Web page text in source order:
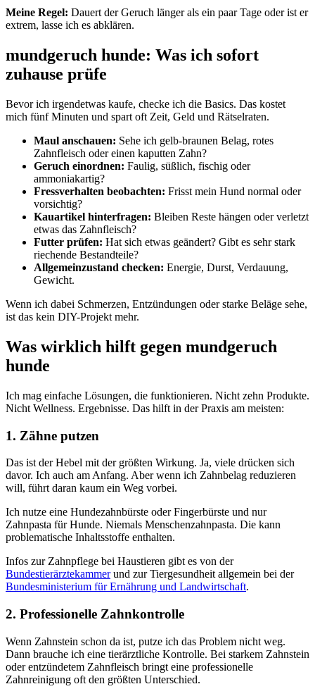
Meine Regel: Dauert der Geruch länger als ein paar Tage oder ist er
extrem, lasse ich es abklären.
mundgeruch hunde: Was ich sofort
zuhause prüfe
Bevor ich irgendetwas kaufe, checke ich die Basics. Das kostet
mich fünf Minuten und spart oft Zeit, Geld und Rätselraten.
Maul anschauen: Sehe ich gelb-braunen Belag, rotes
Zahnfleisch oder einen kaputten Zahn?
Geruch einordnen: Faulig, süßlich, fischig oder
ammoniakartig?
Fressverhalten beobachten: Frisst mein Hund normal oder
vorsichtig?
Kauartikel hinterfragen: Bleiben Reste hängen oder verletzt
etwas das Zahnfleisch?
Futter prüfen: Hat sich etwas geändert? Gibt es sehr stark
riechende Bestandteile?
Allgemeinzustand checken: Energie, Durst, Verdauung,
Gewicht.
Wenn ich dabei Schmerzen, Entzündungen oder starke Beläge sehe,
ist das kein DIY-Projekt mehr.
Was wirklich hilft gegen mundgeruch
hunde
Ich mag einfache Lösungen, die funktionieren. Nicht zehn Produkte.
Nicht Wellness. Ergebnisse. Das hilft in der Praxis am meisten:
1. Zähne putzen
Das ist der Hebel mit der größten Wirkung. Ja, viele drücken sich
davor. Ich auch am Anfang. Aber wenn ich Zahnbelag reduzieren
will, führt daran kaum ein Weg vorbei.
Ich nutze eine Hundezahnbürste oder Fingerbürste und nur
Zahnpasta für Hunde. Niemals Menschenzahnpasta. Die kann
problematische Inhaltsstoffe enthalten.
Infos zur Zahnpflege bei Haustieren gibt es von der
Bundestierärztekammerund zur Tiergesundheit allgemein bei der
Bundesministerium für Ernährung und Landwirtschaft.
2. Professionelle Zahnkontrolle
Wenn Zahnstein schon da ist, putze ich das Problem nicht weg.
Dann brauche ich eine tierärztliche Kontrolle. Bei starkem Zahnstein
oder entzündetem Zahnfleisch bringt eine professionelle
Zahnreinigung oft den größten Unterschied.